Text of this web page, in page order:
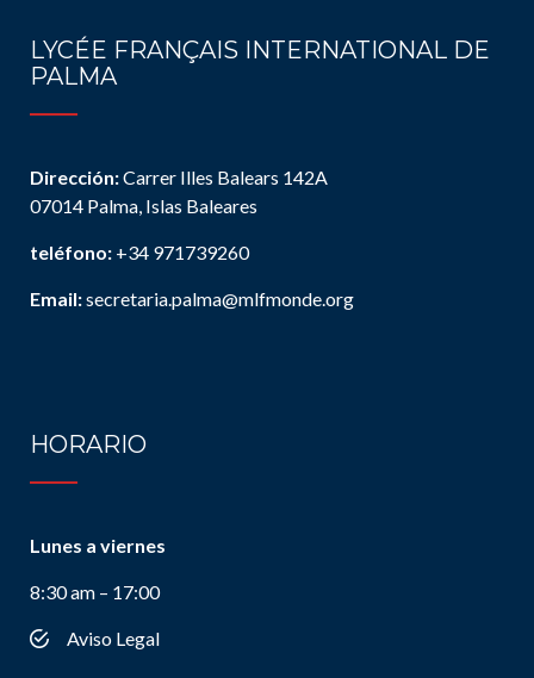
LYCÉE FRANÇAIS INTERNATIONAL DE
PALMA
Dirección:Carrer Illes Balears 142A
07014 Palma, Islas Baleares
teléfono: +34 971739260
Email:secretaria.palma@mlfmonde.org
HORARIO
Lunes a viernes
8:30 am – 17:00
Aviso Legal